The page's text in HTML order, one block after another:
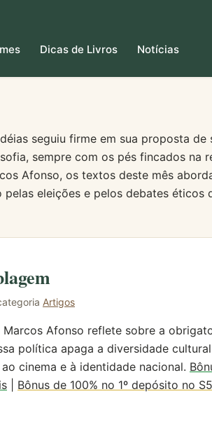
Dicas de Livros Notícias
seguiu firme em sua proposta
sempre com os pés fincados na
Afonso, os textos deste mês
eleições e pelos debates éticos
Artigos
Afonso reflete sobre a
política apaga a diversidade
cinema e à identidade nacional.
Bônus de 100% no 1º depósito no